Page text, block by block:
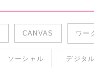
CANVAS ワー
ソーシャル デジタ